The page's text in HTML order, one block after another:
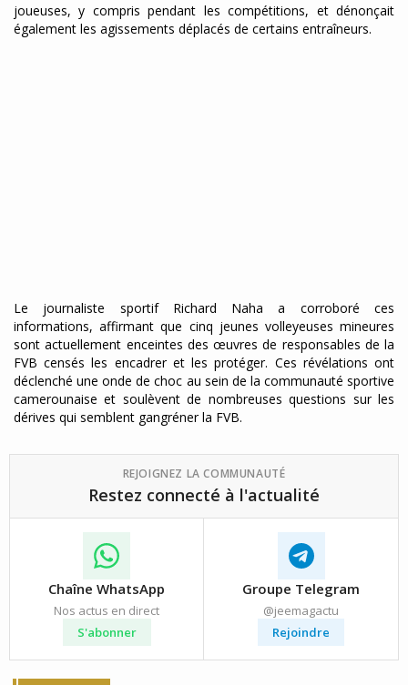
joueuses, y compris pendant les compétitions, et dénonçait
également les agissements déplacés de certains entraîneurs.
Le journaliste sportif Richard Naha a corroboré ces
informations, affirmant que cinq jeunes volleyeuses mineures
sont actuellement enceintes des œuvres de responsables de la
FVB censés les encadrer et les protéger. Ces révélations ont
déclenché une onde de choc au sein de la communauté sportive
camerounaise et soulèvent de nombreuses questions sur les
dérives qui semblent gangréner la FVB.
REJOIGNEZ LA COMMUNAUTÉ
Restez connecté à l'actualité
Chaîne WhatsApp
Nos actus en direct
S'abonner
Groupe Telegram
@jeemagactu
Rejoindre